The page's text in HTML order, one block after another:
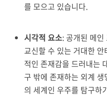
를 모으고 있습니다.
시각적 요소: 공개된 메인
교신할 수 있는 거대한
적인 존재감을 드러내는
구 밖에 존재하는 외계
의 세계인 우주를 탐구하